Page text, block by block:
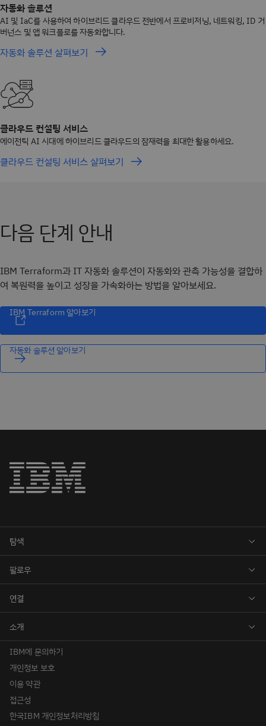
자동화 솔루션
AI 및 IaC를 사용하여 하이브리드 클라우드 전반에서 프로비저닝, 네트워킹, ID 거
버넌스 및 앱 워크플로를 자동화합니다.
자동화 솔루션 살펴보기
클라우드 컨설팅 서비스
에이전틱 AI 시대에 하이브리드 클라우드의 잠재력을 최대한 활용하세요.
클라우드 컨설팅 서비스 살펴보기
다음 단계 안내
IBM Terraform과 IT 자동화 솔루션이 자동화와 관측 가능성을 결합하
여 복원력을 높이고 성장을 가속화하는 방법을 알아보세요.
IBM Terraform 알아보기
자동화 솔루션 알아보기
IBM에 문의하기
개인정보 보호
이용 약관
접근성
한국IBM 개인정보처리방침